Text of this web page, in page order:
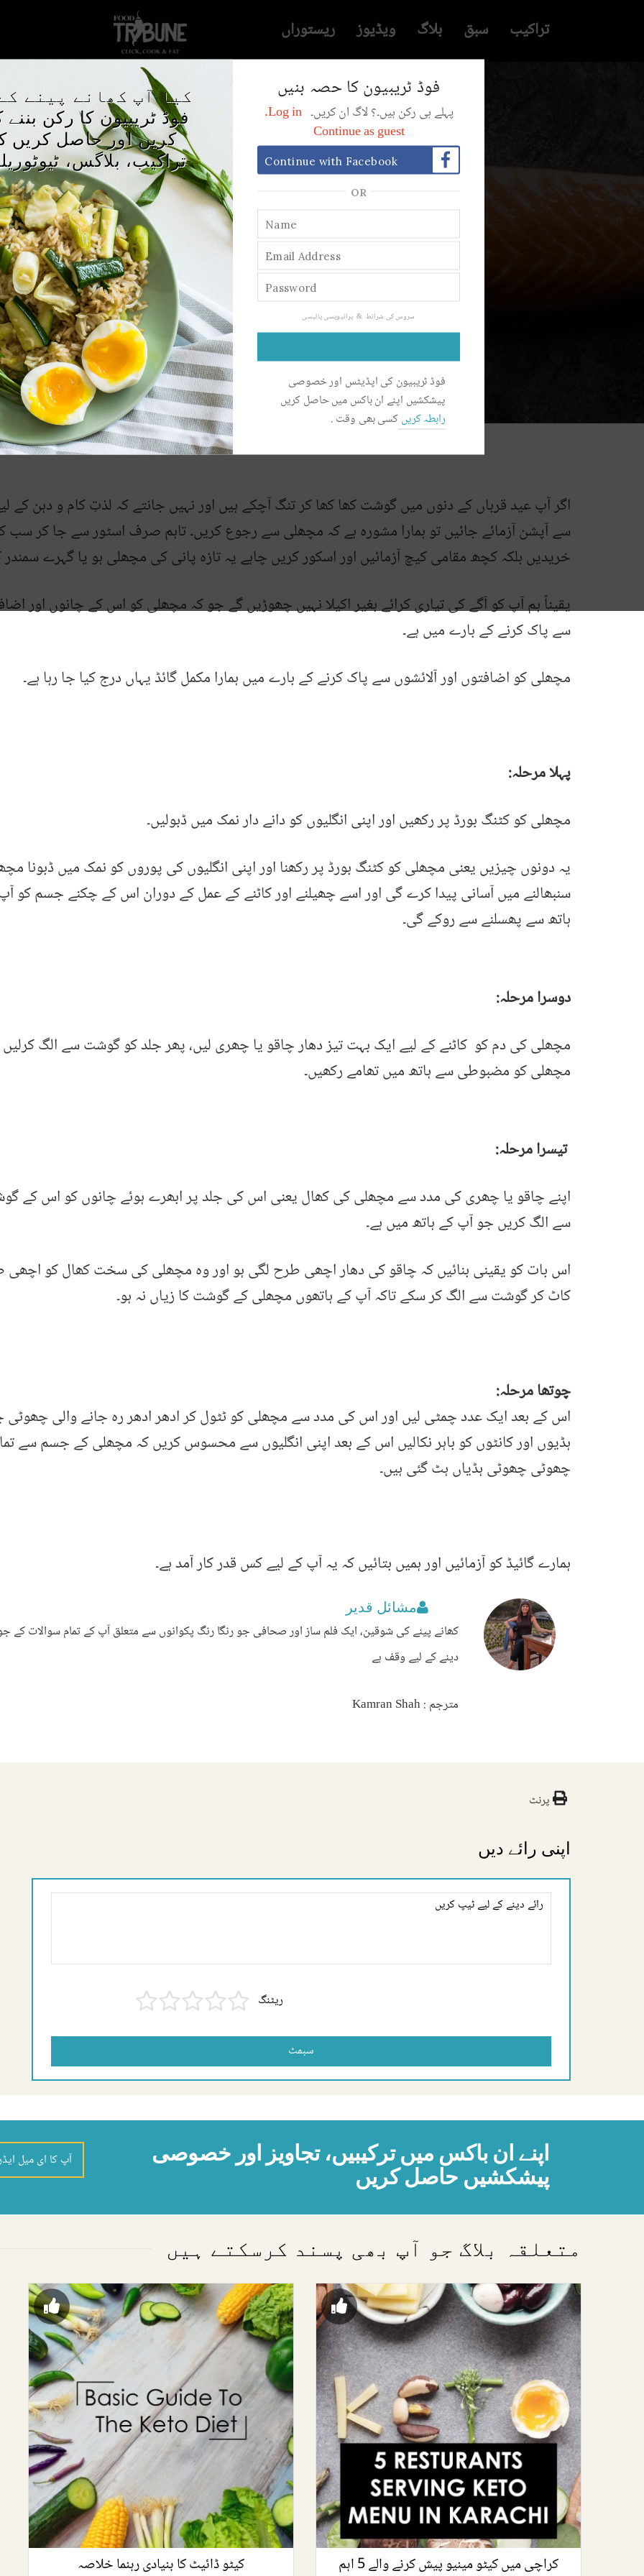
کیا آپ کھانے پینے
فوڈ ٹریبیون کا رکن
کریں اور حاصل کریں
تراکیب، بلاگس،
فوڈ ٹریبیون کا حصہ بنیں
پہلے ہی رکن ہیں۔؟ لاگ ان کریں۔Log in.
Continue as guest
Continue with Facebook
OR
سروس کی شرائط & پرائیویسی پالیسی
فوڈ ٹریبیون کی اپڈیٹس اور خصوصی
پیشکشیں اپنے ان باکس میں حاصل کریں
رابطہ کریںکسی بھی وقت .
تراکیب سبق بلاگ ویڈیوز ریستوراں
مچھلی کی صفائی
چھلائی
اگر آپ عید قرباں کے دنوں میں گوشت کھا کھا کر تنگ آچکے ہیں اور نہیں جانتے کہ لذتِ کام و دہن کے
سے آپشن آزمائے جائیں تو ہمارا مشورہ ہے کہ مچھلی سے رجوع کریں۔ تاہم صرف اسٹور سے جا کر سب
خریدیں بلکہ کچھ مقامی کیچ آزمائیں اور اسکور کریں چاہے یہ تازہ پانی کی مچھلی ہو یا گہرے
یقیناً ہم آپ کو آگے کی تیاری کرائے بغیر اکیلا نہیں چھوڑیں گے جو کہ مچھلی کو اس کے چانوں اور
سے پاک کرنے کے بارے میں ہے۔
مچھلی کو اضافتوں اور آلائشوں سے پاک کرنے کے بارے میں ہمارا مکمل گائڈ یہاں درج کیا جا رہا ہے۔
پہلا مرحلہ:
مچھلی کو کٹنگ بورڈ پر رکھیں اور اپنی انگلیوں کو دانے دار نمک میں ڈبولیں۔
یہ دونوں چیزیں یعنی مچھلی کو کٹنگ بورڈ پر رکھنا اور اپنی انگلیوں کی پوروں کو نمک میں ڈبونا
سنبھالنے میں آسانی پیدا کرے گی اور اسے چھیلنے اور کاٹنے کے عمل کے دوران اس کے چکنے جسم کو
ہاتھ سے پھسلنے سے روکے گی۔
دوسرا مرحلہ:
مچھلی کی دم کو کاٹنے کے لیے ایک بہت تیز دھار چاقو یا چھری لیں، پھر جلد کو گوشت سے الگ کرلیں
مچھلی کو مضبوطی سے ہاتھ میں تھامے رکھیں۔
تیسرا مرحلہ:
اپنے چاقو یا چھری کی مدد سے مچھلی کی کھال یعنی اس کی جلد پر ابھرے ہوئے چانوں کو اس کے
سے الگ کریں جو آپ کے ہاتھ میں ہے۔
اس بات کو یقینی بنائیں کہ چاقو کی دھار اچھی طرح لگی ہو اور وہ مچھلی کی سخت کھال کو
کاٹ کر گوشت سے الگ کر سکے تاکہ آپ کے ہاتھوں مچھلی کے گوشت کا زیاں نہ ہو۔
چوتھا مرحلہ:
اس کے بعد ایک عدد چمٹی لیں اور اس کی مدد سے مچھلی کو ٹٹول کر ادھر ادھر رہ جانے والی
ہڈیوں اور کانٹوں کو باہر نکالیں اس کے بعد اپنی انگلیوں سے محسوس کریں کہ مچھلی کے جسم سے
چھوٹی چھوٹی ہڈیاں ہٹ گئی ہیں۔
ہمارے گائیڈ کو آزمائیں اور ہمیں بتائیں کہ یہ آپ کے لیے کس قدر کار آمد ہے۔
مشائل قدیر
کھانے پینے کی شوقین، ایک فلم ساز اور صحافی جو رنگا رنگ پکوانوں سے متعلق آپ کے تمام سوالات کے
دینے کے لیے وقف ہے
مترجم : Kamran Shah
پرنٹ
اپنی رائے دیں
ریٹنگ
سبمٹ
اپنے ان باکس میں ترکیبیں، تجاویز اور خصوصی
پیشکشیں حاصل کریں
متعلقہ بلاگ جو آپ بھی پسند کرسکتے ہیں
کراچی میں کیٹو مینیو پیش کرنے والے 5 اہم
کیٹو ڈائیٹ کا بنیادی رہنما خلاصہ